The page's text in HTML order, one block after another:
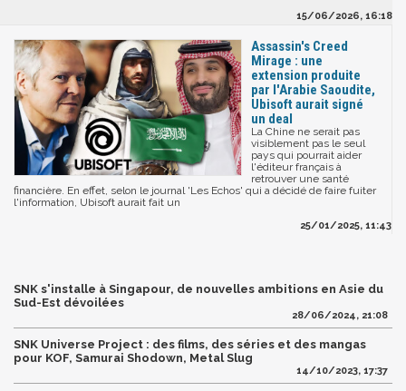
15/06/2026, 16:18
Assassin's Creed
Mirage : une
extension produite
par l'Arabie Saoudite,
Ubisoft aurait signé
un deal
La Chine ne serait pas
visiblement pas le seul
pays qui pourrait aider
l'éditeur français à
retrouver une santé
financière. En effet, selon le journal 'Les Echos' qui a décidé de faire fuiter
l'information, Ubisoft aurait fait un
25/01/2025, 11:43
SNK s'installe à Singapour, de nouvelles ambitions en Asie du
Sud-Est dévoilées
28/06/2024, 21:08
SNK Universe Project : des films, des séries et des mangas
pour KOF, Samurai Shodown, Metal Slug
14/10/2023, 17:37